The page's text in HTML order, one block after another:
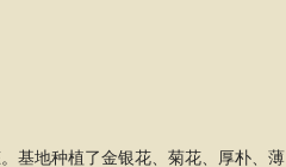
基地种植了金银花、菊花、厚朴、薄